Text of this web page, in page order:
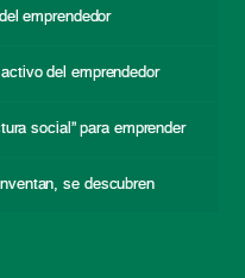
emprendedor
del emprendedor
social” para emprender
se descubren